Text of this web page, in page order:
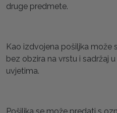
druge predmete.
Kao izdvojena pošiljka može
bez obzira na vrstu i sadržaj
uvjetima.